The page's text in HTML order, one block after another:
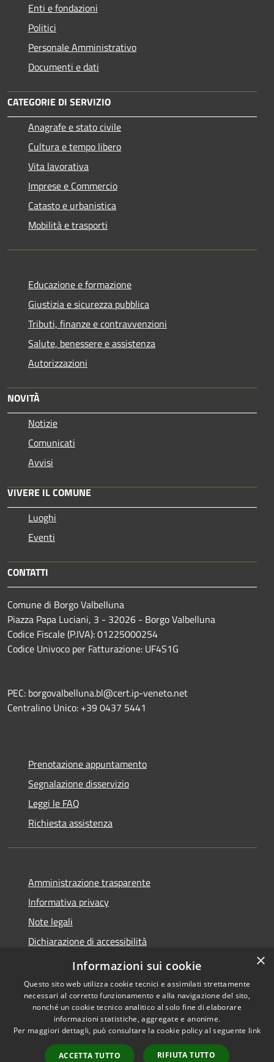
Enti e fondazioni
Politici
Personale Amministrativo
Documenti e dati
CATEGORIE DI SERVIZIO
Anagrafe e stato civile
Cultura e tempo libero
Vita lavorativa
Imprese e Commercio
Catasto e urbanistica
Mobilità e trasporti
Educazione e formazione
Giustizia e sicurezza pubblica
Tributi, finanze e contravvenzioni
Salute, benessere e assistenza
Autorizzazioni
NOVITÀ
Notizie
Comunicati
Avvisi
VIVERE IL COMUNE
Luoghi
Eventi
CONTATTI
Comune di Borgo Valbelluna
Piazza Papa Luciani, 3 - 32026 - Borgo Valbelluna
Codice Fiscale (P.IVA): 01225000254
Codice Univoco per Fatturazione: UF4S1G
PEC: borgovalbelluna.bl@cert.ip-veneto.net
Centralino Unico: +39 0437 5441
Prenotazione appuntamento
Segnalazione disservizio
Leggi le FAQ
Richiesta assistenza
Amministrazione trasparente
Informativa privacy
Note legali
Dichiarazione di accessibilità
Piano di miglioramento dei servizi
Accessibilità
Copyright © 2026 • Comune di
Borgo Valbelluna • Powered by
Municipium•
Accesso
×
Informazioni sui cookie
Questo sito web utilizza cookie tecnici e assimilati strettamente
necessari al corretto funzionamento e alla navigazione del sito,
nonché un cookie tecnico analitico al solo fine di elaborare
informazioni statistiche, aggregate e anonime.
Per maggiori dettagli, può consultare la cookie policy al seguente link
ACCETTA TUTTO RIFIUTA TUTTO